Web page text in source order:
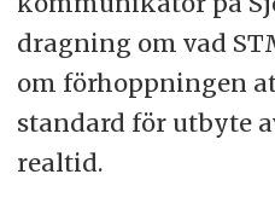
dragning om vad
om förhoppningen
standard för utbyte
realtid.